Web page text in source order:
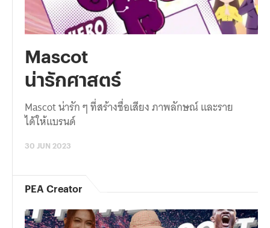
Mascot
น่ารักศาสตร์
Mascot น่ารัก ๆ ที่สร้างชื่อเสียง ภาพลักษณ์ และราย
ได้ให้แบรนด์
30 JUN 2023
PEA Creator